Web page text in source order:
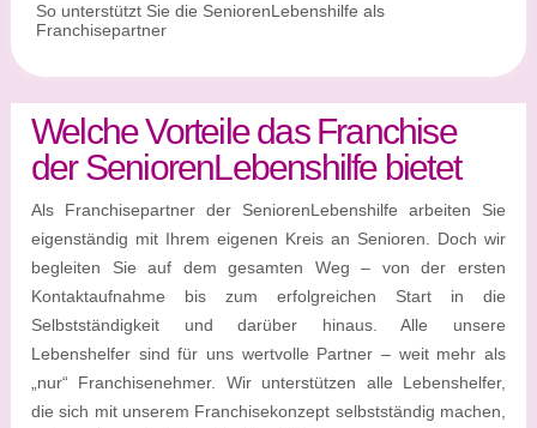
So unterstützt Sie die SeniorenLebenshilfe als
Franchisepartner
Welche Vorteile das Franchise
der SeniorenLebenshilfe bietet
Als Franchisepartner der SeniorenLebenshilfe arbeiten Sie
eigenständig mit Ihrem eigenen Kreis an Senioren. Doch wir
begleiten Sie auf dem gesamten Weg – von der ersten
Kontaktaufnahme bis zum erfolgreichen Start in die
Selbstständigkeit und darüber hinaus. Alle unsere
Lebenshelfer sind für uns wertvolle Partner – weit mehr als
„nur“ Franchisenehmer. Wir unterstützen alle Lebenshelfer,
die sich mit unserem Franchisekonzept selbstständig machen,